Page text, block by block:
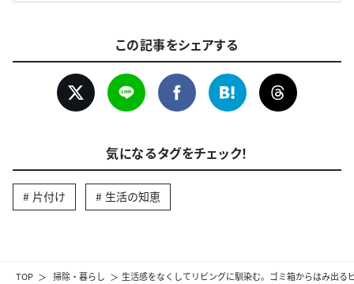
TOP 掃除・暮らし 生活感をなくしてリビングに馴染む。ゴミ箱からはみ出る
この記事をシェアする
気になるタグをチェック！
片付け 生活の知恵